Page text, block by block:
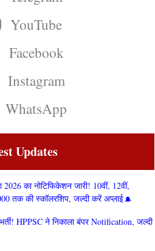
YouTube
Facebook
Instagram
WhatsApp
Updates
2026 का नोटिफिकेशन जारी! 10वीं, 12वीं,
तक की स्कॉलरशिप, जल्दी करें अप्लाई
HPPSC ने निकाला बंपर Notification, जल्दी